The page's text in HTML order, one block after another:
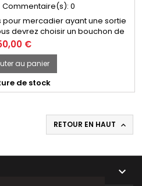
Commentaire(s): 0
pour mercadier ayant une sortie
devrez choisir un bouchon de
bouchon de reservoir
€
au panier
de stock
RETOUR EN HAUT 
